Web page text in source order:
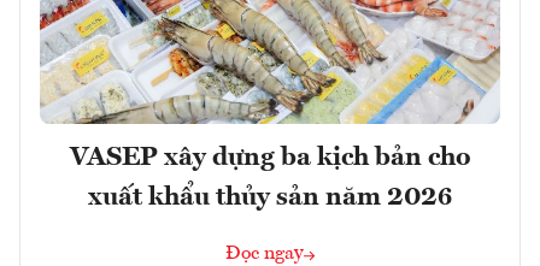
VASEP xây dựng ba kịch bản cho
xuất khẩu thủy sản năm 2026
Đọc ngay